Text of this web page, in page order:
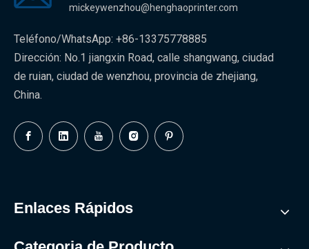
mickeywenzhou@henghaoprinter.com
Teléfono/WhatsApp: +86-13375778885
Dirección: No.1 jiangxin Road, calle shangwang, ciudad
de ruian, ciudad de wenzhou, provincia de zhejiang,
China.
Enlaces Rápidos